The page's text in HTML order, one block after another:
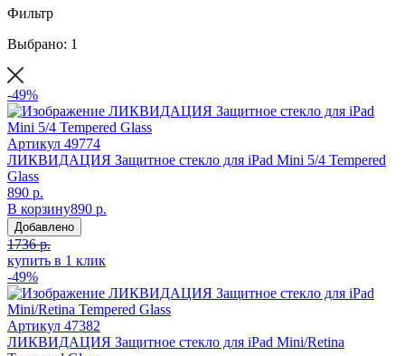
Фильтр
Выбрано: 1
-49%
Артикул 49774
ЛИКВИДАЦИЯ Защитное стекло для iPad Mini 5/4 Tempered
Glass
890 р.
В корзину890 р.
Добавлено
1736 р.
купить в 1 клик
-49%
Артикул 47382
ЛИКВИДАЦИЯ Защитное стекло для iPad Mini/Retina